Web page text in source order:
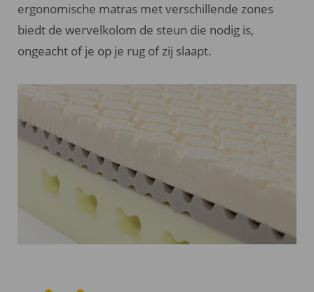
ergonomische matras met verschillende zones
biedt de wervelkolom de steun die nodig is,
ongeacht of je op je rug of zij slaapt.